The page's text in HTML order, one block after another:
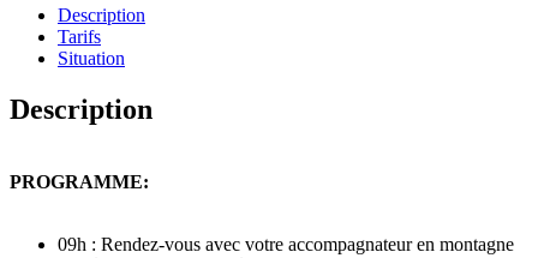
Description
Tarifs
Situation
Description
PROGRAMME:
09h : Rendez-vous avec votre accompagnateur en montagne